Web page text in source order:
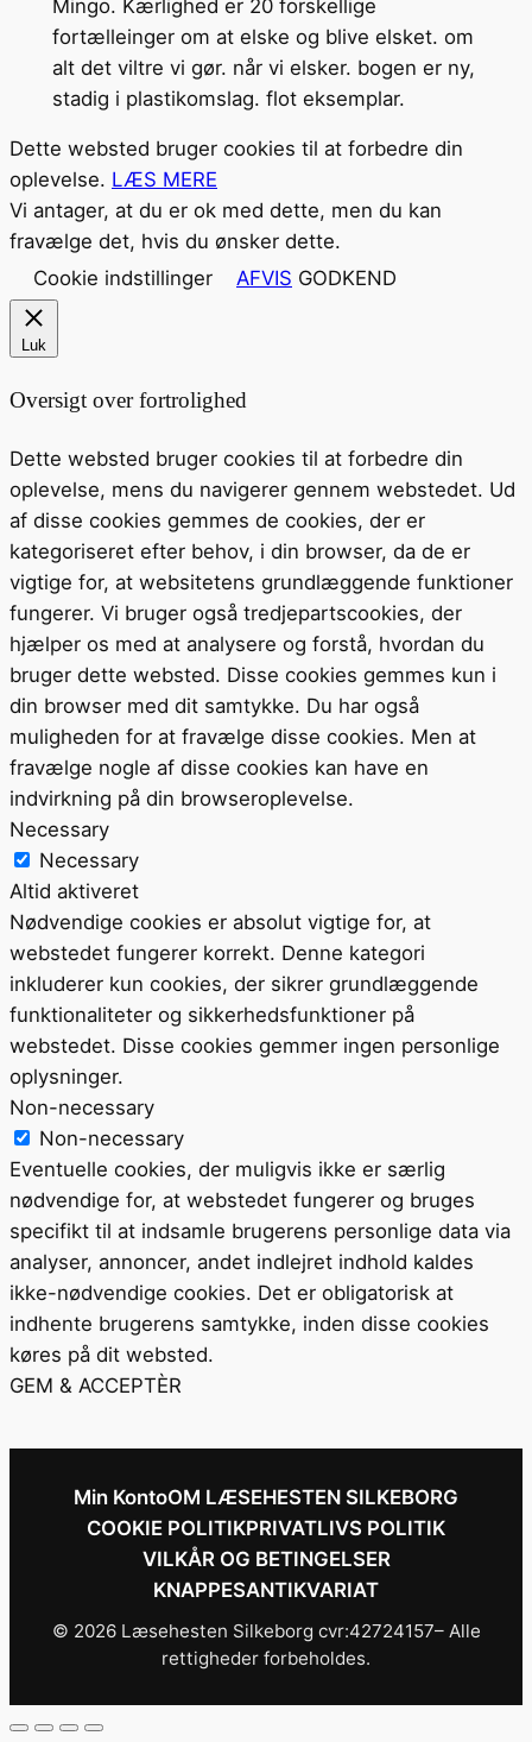
Mingo. Kærlighed er 20 forskellige
fortælleinger om at elske og blive elsket. om
alt det viltre vi gør. når vi elsker. bogen er ny,
stadig i plastikomslag. flot eksemplar.
Dette websted bruger cookies til at forbedre din
oplevelse. LÆS MERE
Vi antager, at du er ok med dette, men du kan
fravælge det, hvis du ønsker dette.
Cookie indstillinger
AFVIS GODKEND
Luk
Oversigt over fortrolighed
Dette websted bruger cookies til at forbedre din
oplevelse, mens du navigerer gennem webstedet. Ud
af disse cookies gemmes de cookies, der er
kategoriseret efter behov, i din browser, da de er
vigtige for, at websitetens grundlæggende funktioner
fungerer. Vi bruger også tredjepartscookies, der
hjælper os med at analysere og forstå, hvordan du
bruger dette websted. Disse cookies gemmes kun i
din browser med dit samtykke. Du har også
muligheden for at fravælge disse cookies. Men at
fravælge nogle af disse cookies kan have en
indvirkning på din browseroplevelse.
Necessary
Necessary
Altid aktiveret
Nødvendige cookies er absolut vigtige for, at
webstedet fungerer korrekt. Denne kategori
inkluderer kun cookies, der sikrer grundlæggende
funktionaliteter og sikkerhedsfunktioner på
webstedet. Disse cookies gemmer ingen personlige
oplysninger.
Non-necessary
Non-necessary
Eventuelle cookies, der muligvis ikke er særlig
nødvendige for, at webstedet fungerer og bruges
specifikt til at indsamle brugerens personlige data via
analyser, annoncer, andet indlejret indhold kaldes
ikke-nødvendige cookies. Det er obligatorisk at
indhente brugerens samtykke, inden disse cookies
køres på dit websted.
GEM & ACCEPTÈR
Min KontoOM LÆSEHESTEN SILKEBORG
COOKIE POLITIKPRIVATLIVS POLITIK
VILKÅR OG BETINGELSER
KNAPPESANTIKVARIAT
© 2026 Læsehesten Silkeborg cvr:42724157– Alle
rettigheder forbeholdes.